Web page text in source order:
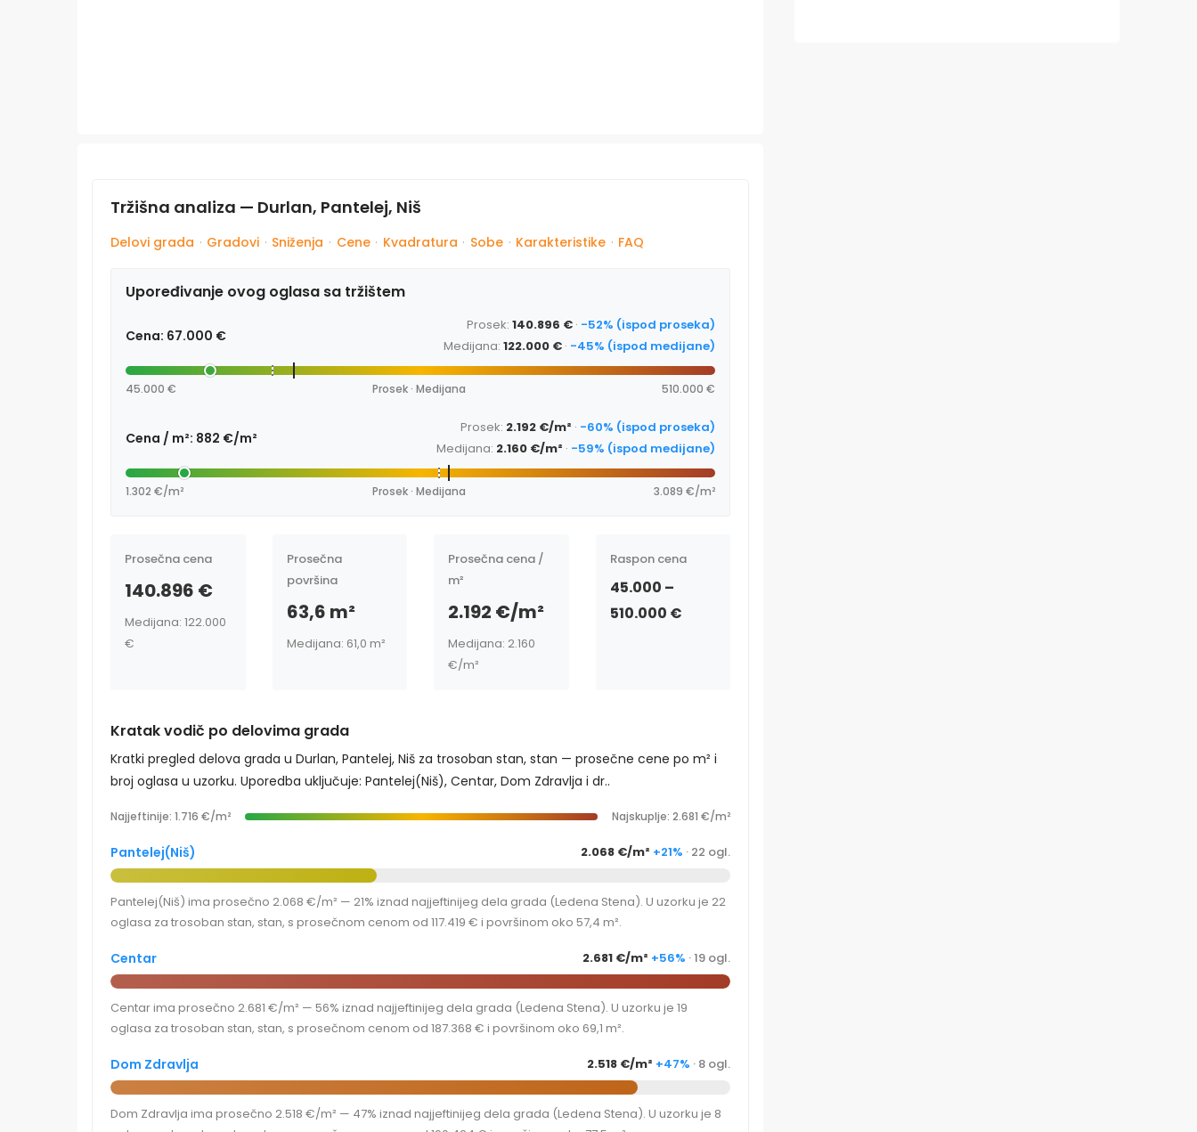
Tržišna analiza — Durlan, Pantelej, Niš
Delovi grada · Gradovi · Sniženja · Cene · Kvadratura · Sobe · Karakteristike · FAQ
Upoređivanje ovog oglasa sa tržištem
Cena: 67.000 €
Prosek: 140.896 € · -52% (ispod proseka)
Medijana: 122.000 € · -45% (ispod medijane)
45.000 € Prosek · Medijana 510.000 €
Cena / m²: 882 €/m²
Prosek: 2.192 €/m² · -60% (ispod proseka)
Medijana: 2.160 €/m² · -59% (ispod medijane)
1.302 €/m² Prosek · Medijana 3.089 €/m²
Prosečna cena
140.896 €
Medijana: 122.000
€
Prosečna
površina
63,6 m²
Medijana: 61,0 m²
Prosečna cena /
m²
2.192 €/m²
Medijana: 2.160
€/m²
Raspon cena
45.000 –
510.000 €
Kratak vodič po delovima grada
Kratki pregled delova grada u Durlan, Pantelej, Niš za trosoban stan, stan — prosečne cene po m² i
broj oglasa u uzorku. Uporedba uključuje: Pantelej(Niš), Centar, Dom Zdravlja i dr..
Najjeftinije: 1.716 €/m² Najskuplje: 2.681 €/m²
Pantelej(Niš) 2.068 €/m² +21% · 22 ogl.
Pantelej(Niš) ima prosečno 2.068 €/m² — 21% iznad najjeftinijeg dela grada (Ledena Stena). U uzorku je 22
oglasa za trosoban stan, stan, s prosečnom cenom od 117.419 € i površinom oko 57,4 m².
Centar 2.681 €/m² +56% · 19 ogl.
Centar ima prosečno 2.681 €/m² — 56% iznad najjeftinijeg dela grada (Ledena Stena). U uzorku je 19
oglasa za trosoban stan, stan, s prosečnom cenom od 187.368 € i površinom oko 69,1 m².
Dom Zdravlja 2.518 €/m² +47% · 8 ogl.
Dom Zdravlja ima prosečno 2.518 €/m² — 47% iznad najjeftinijeg dela grada (Ledena Stena). U uzorku je 8